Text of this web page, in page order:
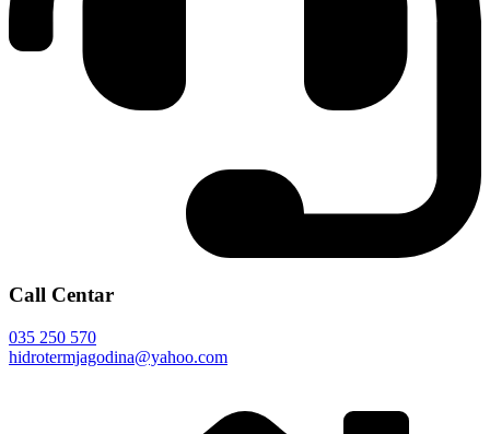
Call Centar
035 250 570
hidrotermjagodina@yahoo.com